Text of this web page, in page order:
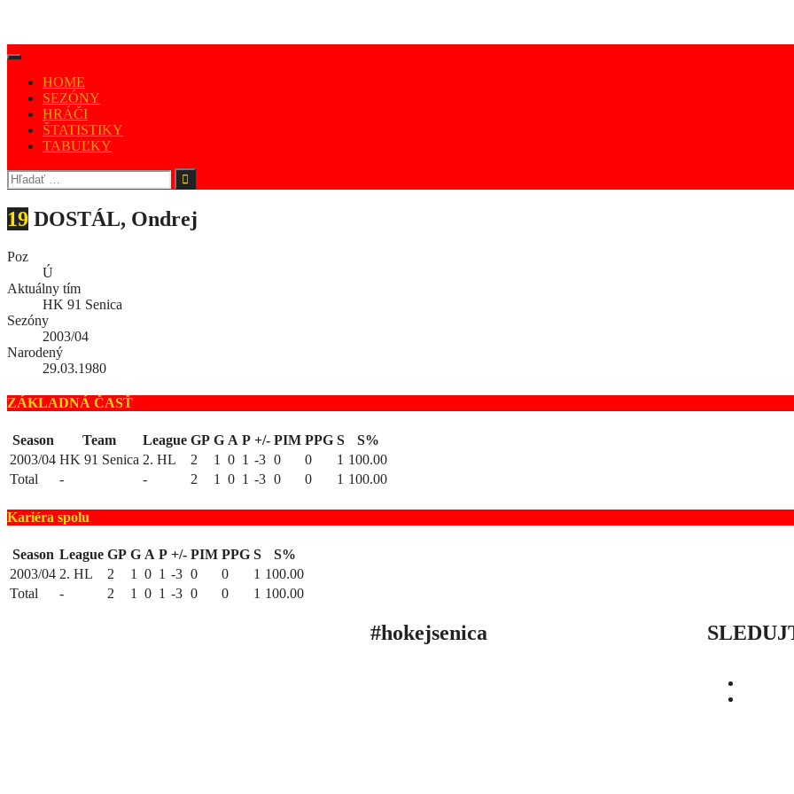
HOME
SEZÓNY
HRÁČI
ŠTATISTIKY
TABUĽKY
19 DOSTÁL, Ondrej
Poz
Ú
Aktuálny tím
HK 91 Senica
Sezóny
2003/04
Narodený
29.03.1980
ZÁKLADNÁ ČASŤ
Season Team League GP G A P +/- PIM PPG S
S%
2003/04 HK 91 Senica 2. HL 2 1 0 1 -3 0 0 1 100.00
Total
- - 2 1 0 1 -3 0 0 1 100.00
Kariéra spolu
Season League GP G A P +/- PIM PPG S
S%
2003/04 2. HL 2 1 0 1 -3 0 0 1 100.00
Total
- 2 1 0 1 -3 0 0 1 100.00
#hokejsenica